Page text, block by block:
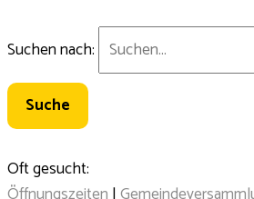
Suchen nach:
Oft gesucht: